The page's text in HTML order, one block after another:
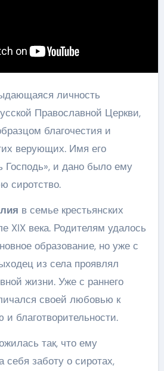
личность
Православной Церкви,
благочестия и
верующих. Имя его
Господь», и дано было ему
сиротство.
в семье крестьянских
XIX века. Родителям удалось
образование, но уже с
из села проявлял
жизни. Уже с раннего
своей любовью к
и благотворительности.
так, что ему
себя заботу о сиротах,